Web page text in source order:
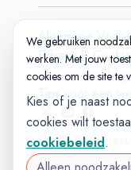
© 2025
Build:20260727-
Algemene
Privacy & Cookie
Cookie-
Tips voor een
We gebruiken
werken. Met jouw
cookies om de site te
Kies of je naast
cookies wilt
cookiebeleid.